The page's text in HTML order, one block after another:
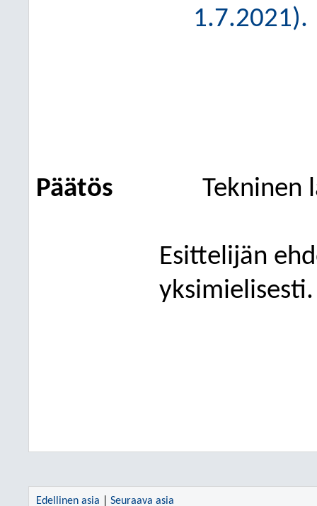
1.7.2021).
Päätös Tekninen
Esittelijän
yksimielisesti.
Edellinen asia Seuraava asia